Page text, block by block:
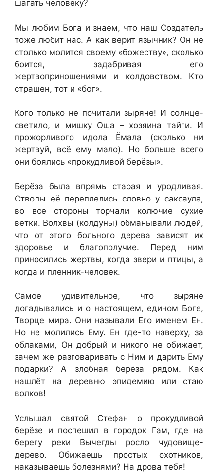
шагать человеку?
Мы любим Бога и знаем, что наш Создатель
тоже любит нас. А как верит язычник? Он не
столько молится своему «божеству», сколько
боится, задабривая его
жертвоприношениями и колдовством. Кто
страшен, тот и «бог».
Кого только не почитали зыряне! И солнце-
светило, и мишку Оша – хозяина тайги. И
прожорливого идола Ёмала (сколько ни
жертвуй, всё ему мало). Но больше всего
они боялись «прокудливой берёзы».
Берёза была впрямь старая и уродливая.
Стволы её переплелись словно у саксаула,
во все стороны торчали колючие сухие
ветки. Волхвы (колдуны) обманывали людей,
что от этого больного дерева зависят их
здоровье и благополучие. Перед ним
приносились жертвы, когда звери и птицы, а
когда и пленник-человек.
Самое удивительное, что зыряне
догадывались и о настоящем, едином Боге,
Творце мира. Они называли Его именем Ен.
Но не молились Ему. Ен где-то наверху, за
облаками, Он добрый и никого не обижает,
зачем же разговаривать с Ним и дарить Ему
подарки? А злобная берёза рядом. Как
нашлёт на деревню эпидемию или стаю
волков!
Услышал святой Стефан о прокудливой
берёзе и поспешил в городок Гам, где на
берегу реки Вычегды росло чудовище-
дерево. Обижаешь простых охотников,
наказываешь болезнями? На дрова тебя!